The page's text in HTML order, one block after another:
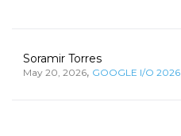
Soramir Torres
May 20, 2026, GOOGLE I/O 2026